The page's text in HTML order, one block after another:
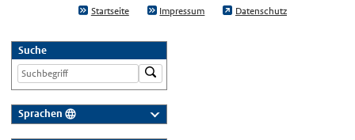
Startseite Impressum Datenschutz
Suche
Sprachen